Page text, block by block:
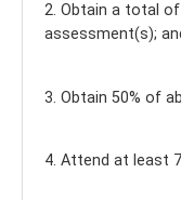
2. Obtain a total
assessment(s);
3. Obtain 50% of
4. Attend at least